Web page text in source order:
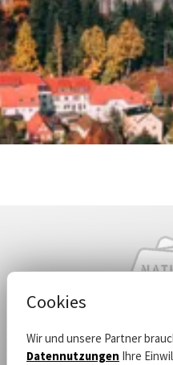
Cookies
Wir und unsere Partner
Datennutzungen Ihre